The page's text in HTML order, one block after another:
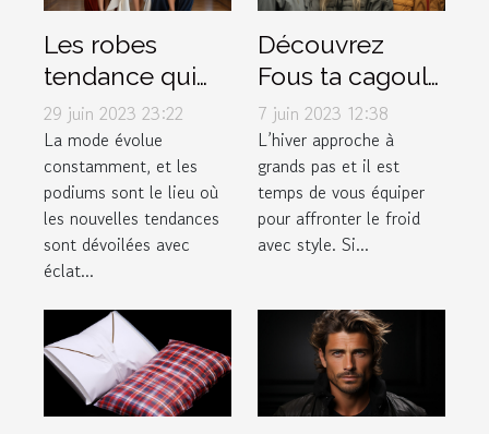
Les robes
tendance qui
font fureur sur
les podiums de
la mode
29 juin 2023 23:22
La mode évolue
constamment, et les
podiums sont le lieu où
les nouvelles tendances
sont dévoilées avec
éclat...
Découvrez
Fous ta cagoule
: la boutique
incontournable
pour vos
accessoires
d'hiver
7 juin 2023 12:38
L’hiver approche à
grands pas et il est
temps de vous équiper
pour affronter le froid
avec style. Si...